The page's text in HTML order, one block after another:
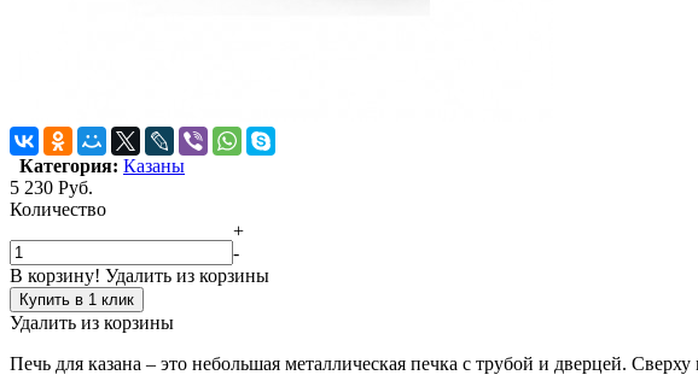
Категория: Казаны
5 230 Руб.
Количество
+
-
В корзину! Удалить из корзины
Купить в 1 клик
Удалить из корзины
Печь для казана – это небольшая металлическая печка с трубой и дверцей.